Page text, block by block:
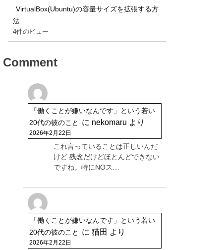
VirtualBox(Ubuntu)の容量サイズを拡張する方
法
4件のビュー
Comment
「働くことが嫌いなんです」という若い
20代の彼のこと
に nekomaru より
2026年2月22日
これ言っていることは正しいんだ
けど 残念だけどほとんどできない
ですね。特にNOス…
「働くことが嫌いなんです」という若い
20代の彼のこと
に 猫田 より
2026年2月22日